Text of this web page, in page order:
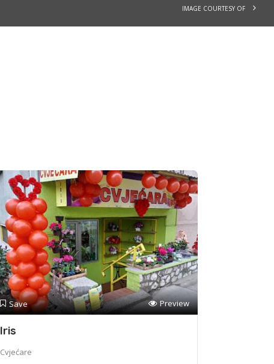
IMAGE COURTESY OF
Save Preview
Iris
Cvjećare